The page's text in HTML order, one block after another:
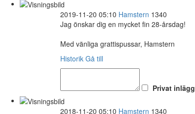
2019-11-20 05:10 Hamstern 1340
Jag önskar dig en mycket fin 28-årsdag!
Med vänliga grattispussar, Hamstern
Historik Gå till
Privat inlägg
2018-11-20 05:10 Hamstern 1340